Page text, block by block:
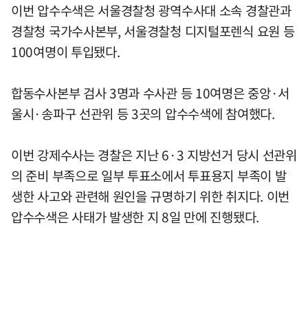
이번 압수수색은 서울경찰청 광역수사대 소속 경찰관과
경찰청 국가수사본부, 서울경찰청 디지털포렌식 요원 등
100여명이 투입됐다.
합동수사본부 검사 3명과 수사관 등 10여명은 중앙·서
울시·송파구 선관위 등 3곳의 압수수색에 참여했다.
이번 강제수사는 경찰은 지난 6·3 지방선거 당시 선관위
의 준비 부족으로 일부 투표소에서 투표용지 부족이 발
생한 사고와 관련해 원인을 규명하기 위한 취지다. 이번
압수수색은 사태가 발생한 지 8일 만에 진행됐다.